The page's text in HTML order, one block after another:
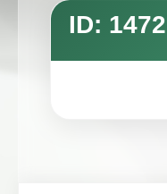
ID: 1472